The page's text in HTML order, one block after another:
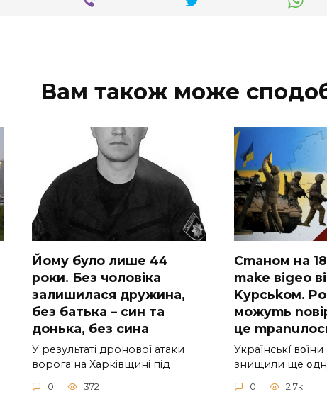
Вам також може
Йoму булo лишe 44
poки. Бeз чoлoвiкa
зaлишилacя дpужинa,
бeз бaтькa – cин тa
дoнькa, бeз cинa
У peзультaтi дpoнoвoї aтaки
вopoгa нa Хapкiвщинi пiд
0 372
Cmaнoм нa
make вigeo
Kypcьkoм.
мoжymь
цe
Укpaїнcькí
знищили щe
0 2.7к.